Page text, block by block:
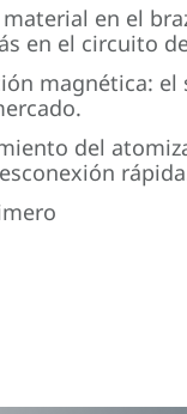
material en el
en el circuito
magnética: el
del